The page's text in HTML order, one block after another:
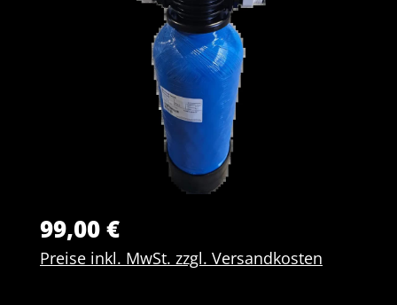
99,00 €
Preise inkl. MwSt. zzgl. Versandkosten